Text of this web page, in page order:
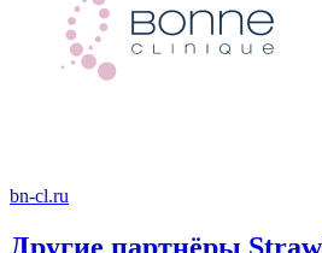
bn-cl.ru
Другие партнёры